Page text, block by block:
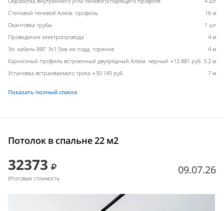
Стеновой теневой Алюм. профиль
16 м
Окантовка трубы
1 шт
Проведение электропровода
4 м
Эл. кабель ВВГ 3х1.5ож не подд. горение
4 м
Карнизный профиль встроенный двухрядный Алюм. черный +12 881 руб. 3.2 м
Установка встраиваемого трека +30 145 руб.
7 м
Показать полный список
Потолок в спальне 22 м2
32373
Итоговая стоимость
09.07.26